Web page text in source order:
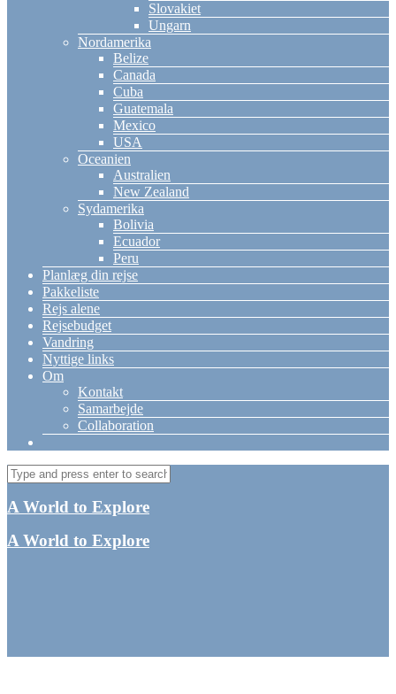
Slovakiet
Ungarn
Nordamerika
Belize
Canada
Cuba
Guatemala
Mexico
USA
Oceanien
Australien
New Zealand
Sydamerika
Bolivia
Ecuador
Peru
Planlæg din rejse
Pakkeliste
Rejs alene
Rejsebudget
Vandring
Nyttige links
Om
Kontakt
Samarbejde
Collaboration
A World to Explore
A World to Explore